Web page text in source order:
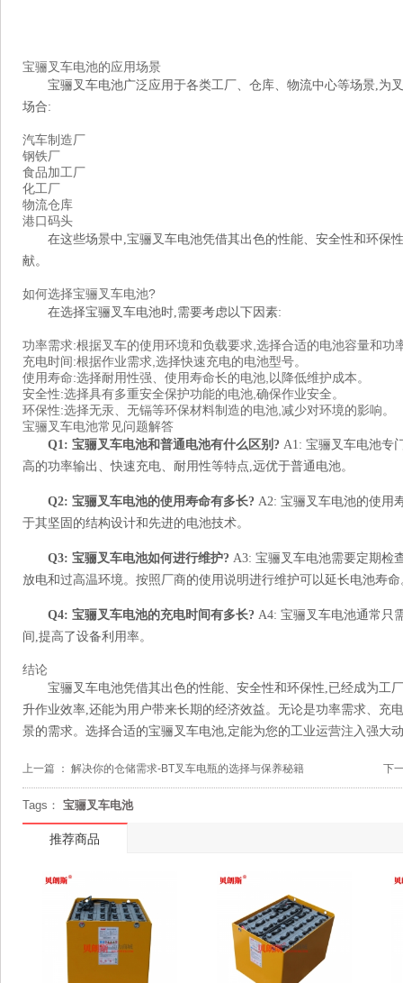
宝骊叉车电池的应用场景
宝骊叉车电池广泛应用于各类工厂、仓库、物流中心等场景,为
场合:
汽车制造厂
钢铁厂
食品加工厂
化工厂
物流仓库
港口码头
在这些场景中,宝骊叉车电池凭借其出色的性能、安全性和环保
献。
如何选择宝骊叉车电池?
在选择宝骊叉车电池时,需要考虑以下因素:
功率需求:根据叉车的使用环境和负载要求,选择合适的电池容量和功
充电时间:根据作业需求,选择快速充电的电池型号。
使用寿命:选择耐用性强、使用寿命长的电池,以降低维护成本。
安全性:选择具有多重安全保护功能的电池,确保作业安全。
环保性:选择无汞、无镉等环保材料制造的电池,减少对环境的影响。
宝骊叉车电池常见问题解答
Q1: 宝骊叉车电池和普通电池有什么区别? A1: 宝骊叉车电池专
高的功率输出、快速充电、耐用性等特点,远优于普通电池。
Q2: 宝骊叉车电池的使用寿命有多长? A2: 宝骊叉车电池的使用
于其坚固的结构设计和先进的电池技术。
Q3: 宝骊叉车电池如何进行维护? A3: 宝骊叉车电池需要定期检
放电和过高温环境。按照厂商的使用说明进行维护可以延长电池寿命
Q4: 宝骊叉车电池的充电时间有多长? A4: 宝骊叉车电池通常只
间,提高了设备利用率。
结论
宝骊叉车电池凭借其出色的性能、安全性和环保性,已经成为工
升作业效率,还能为用户带来长期的经济效益。无论是功率需求、充
景的需求。选择合适的宝骊叉车电池,定能为您的工业运营注入强大
上一篇 ： 解决你的仓储需求-BT叉车电瓶的选择与保养秘籍 下
Tags： 宝骊叉车电池
推荐商品